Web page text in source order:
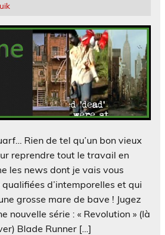
Rien de tel qu’un bon vieux
reprendre tout le travail en
les news dont je vais vous
d’intemporelles et qui
grosse mare de bave ! Jugez
nouvelle série : « Revolution » (là
Blade Runner […]